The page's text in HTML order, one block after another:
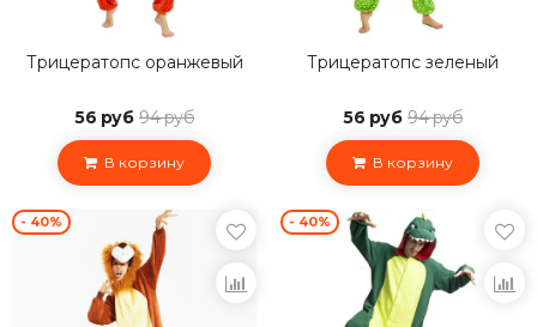
Трицератопс оранжевый
56 руб 94 руб
В корзину
Трицератопс зеленый
56 руб 94 руб
В корзину
- 40% - 40%